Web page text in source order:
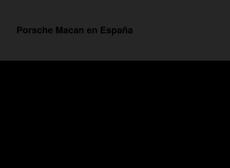
Porsche Macan en España